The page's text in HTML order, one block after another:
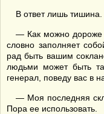
В ответ лишь тишина.
— Как можно дороже
словно заполняет
рад быть вашим
людьми может быть
генерал, поведу вас в
— Моя последняя
Пора ее использовать.